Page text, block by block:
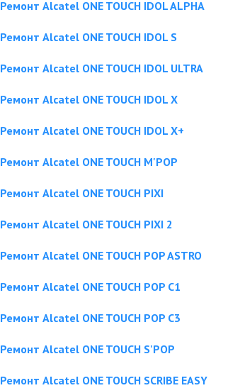
Ремонт Alcatel ONE TOUCH IDOL ALPHA
Ремонт Alcatel ONE TOUCH IDOL S
Ремонт Alcatel ONE TOUCH IDOL ULTRA
Ремонт Alcatel ONE TOUCH IDOL X
Ремонт Alcatel ONE TOUCH IDOL X+
Ремонт Alcatel ONE TOUCH M'POP
Ремонт Alcatel ONE TOUCH PIXI
Ремонт Alcatel ONE TOUCH PIXI 2
Ремонт Alcatel ONE TOUCH POP ASTRO
Ремонт Alcatel ONE TOUCH POP C1
Ремонт Alcatel ONE TOUCH POP C3
Ремонт Alcatel ONE TOUCH S'POP
Ремонт Alcatel ONE TOUCH SCRIBE EASY